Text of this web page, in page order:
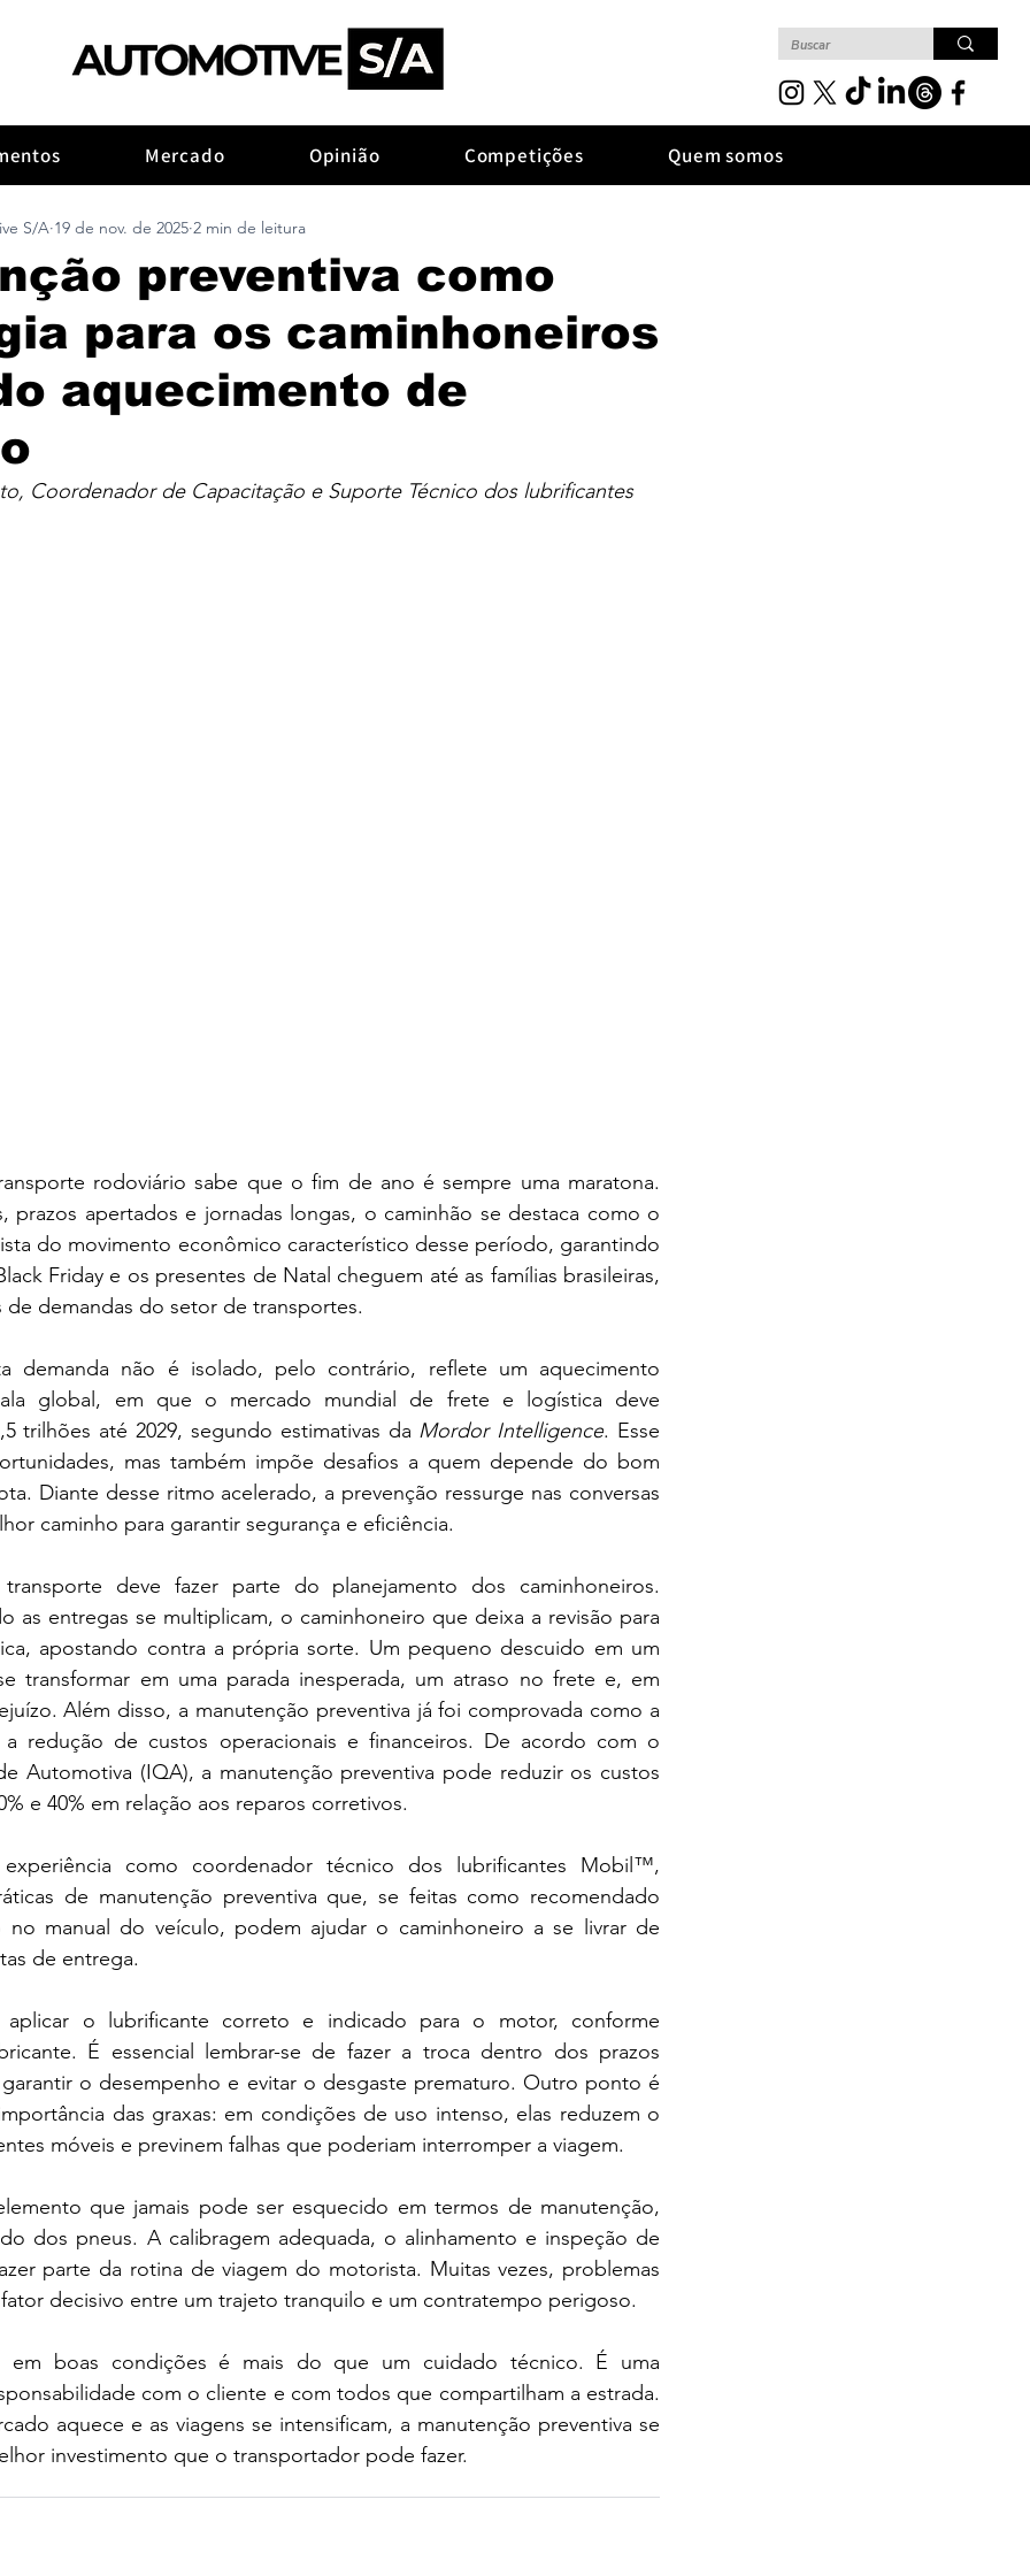
Mercado Opinião Competições Quem somos
preventiva como
para os caminhoneiros
aquecimento de
S/A 19 de nov. de 2025 2 min de leitura
Coordenador de Capacitação e Suporte Técnico dos lubrificantes
rodoviário sabe que o fim de ano é sempre uma maratona.
prazos apertados e jornadas longas, o caminhão se destaca como o
do movimento econômico característico desse período, garantindo
Friday e os presentes de Natal cheguem até as famílias brasileiras,
de demandas do setor de transportes.
demanda não é isolado, pelo contrário, reflete um aquecimento
global, em que o mercado mundial de frete e logística deve
trilhões até 2029, segundo estimativas da Mordor Intelligence. Esse
mas também impõe desafios a quem depende do bom
Diante desse ritmo acelerado, a prevenção ressurge nas conversas
caminho para garantir segurança e eficiência.
deve fazer parte do planejamento dos caminhoneiros.
as entregas se multiplicam, o caminhoneiro que deixa a revisão para
apostando contra a própria sorte. Um pequeno descuido em um
transformar em uma parada inesperada, um atraso no frete e, em
Além disso, a manutenção preventiva já foi comprovada como a
a redução de custos operacionais e financeiros. De acordo com o
Automotiva (IQA), a manutenção preventiva pode reduzir os custos
e 40% em relação aos reparos corretivos.
como coordenador técnico dos lubrificantes Mobil™,
de manutenção preventiva que, se feitas como recomendado
no manual do veículo, podem ajudar o caminhoneiro a se livrar de
de entrega.
o lubrificante correto e indicado para o motor, conforme
É essencial lembrar-se de fazer a troca dentro dos prazos
o desempenho e evitar o desgaste prematuro. Outro ponto é
das graxas: em condições de uso intenso, elas reduzem o
móveis e previnem falhas que poderiam interromper a viagem.
que jamais pode ser esquecido em termos de manutenção,
dos pneus. A calibragem adequada, o alinhamento e inspeção de
parte da rotina de viagem do motorista. Muitas vezes, problemas
decisivo entre um trajeto tranquilo e um contratempo perigoso.
em boas condições é mais do que um cuidado técnico. É uma
com o cliente e com todos que compartilham a estrada.
aquece e as viagens se intensificam, a manutenção preventiva se
investimento que o transportador pode fazer.